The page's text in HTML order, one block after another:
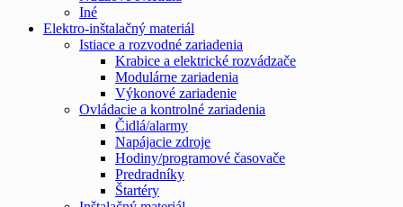
Iné
Elektro-inštalačný materiál
Istiace a rozvodné zariadenia
Krabice a elektrické rozvádzače
Modulárne zariadenia
Výkonové zariadenie
Ovládacie a kontrolné zariadenia
Čidlá/alarmy
Napájacie zdroje
Hodiny/programové časovače
Predradníky
Štartéry